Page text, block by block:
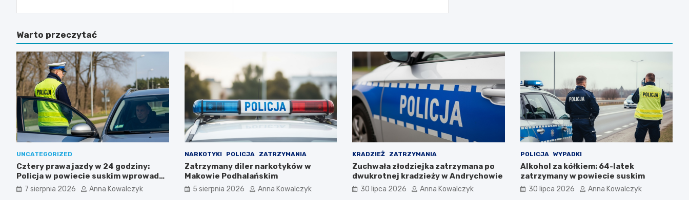
Warto przeczytać
UNCATEGORIZED
Cztery prawa jazdy w 24 godziny:
Policja w powiecie suskim wprowadza
surowe kary dla piratów drogowych!
7 sierpnia 2026 Anna Kowalczyk
NARKOTYKI POLICJA ZATRZYMANIA
Zatrzymany diler narkotyków w
Makowie Podhalańskim
5 sierpnia 2026 Anna Kowalczyk
KRADZIEŻ ZATRZYMANIA
Zuchwała złodziejka zatrzymana po
dwukrotnej kradzieży w Andrychowie
30 lipca 2026 Anna Kowalczyk
POLICJA WYPADKI
Alkohol za kółkiem: 64-latek
zatrzymany w powiecie suskim
30 lipca 2026 Anna Kowalczyk